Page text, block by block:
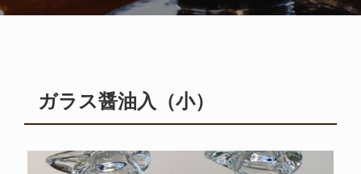
ガラス醤油入（小）